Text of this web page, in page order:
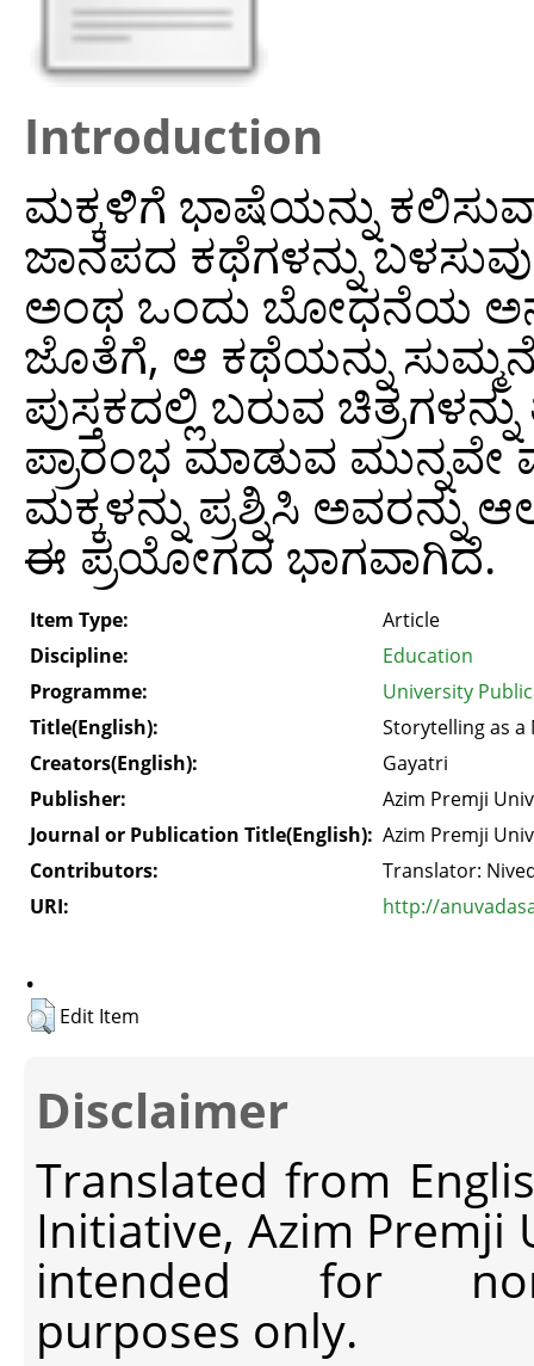
Introduction
ಮಕ್ಕಳಿಗೆ ಭಾಷೆಯನ್ನು
ಜಾನಪದ ಕಥೆಗಳನ್ನು
ಅಂಥ ಒಂದು ಬೋಧನೆಯ
ಜೊತೆಗೆ, ಆ ಕಥೆಯನ್ನು
ಪುಸ್ತಕದಲ್ಲಿ ಬರುವ
ಪ್ರಾರಂಭ ಮಾಡುವ ಮುನ್ನವೇ
ಮಕ್ಕಳನ್ನು ಪ್ರಶ್ನಿಸಿ
ಈ ಪ್ರಯೋಗದ ಭಾಗವಾಗಿದೆ.
Item Type:
Article
Discipline:
Education
Programme:
University
Title(English):
Storytelling as
Creators(English):
Gayatri
Publisher:
Azim Premji
Journal or Publication Title(English): Azim Premji
Contributors:
Translator:
URI:
http://
.
Edit Item
Disclaimer
Translated from
Initiative, Azim Premji
intended for non-
purposes only.